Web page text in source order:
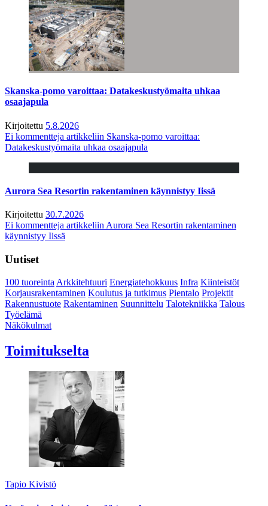
Skanska-pomo varoittaa: Datakeskustyömaita uhkaa
osaajapula
Kirjoitettu 5.8.2026
Ei kommentteja artikkeliin Skanska-pomo varoittaa:
Datakeskustyömaita uhkaa osaajapula
Aurora Sea Resortin rakentaminen käynnistyy Iissä
Kirjoitettu 30.7.2026
Ei kommentteja artikkeliin Aurora Sea Resortin rakentaminen
käynnistyy Iissä
Uutiset
100 tuoreintaArkkitehtuuri Energiatehokkuus Infra Kiinteistöt
Korjausrakentaminen Koulutus ja tutkimus Pientalo Projektit
Rakennustuote Rakentaminen Suunnittelu Talotekniikka Talous
Työelämä
Näkökulmat
Toimitukselta
Tapio Kivistö